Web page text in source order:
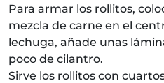
Para armar los rollitos,
mezcla de carne en el
lechuga, añade unas
poco de cilantro.
Sirve los rollitos con